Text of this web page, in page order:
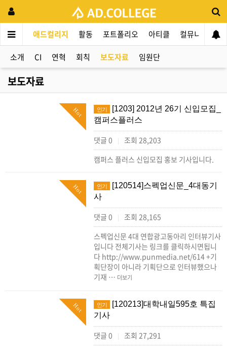
애드컬리지 활동 포트폴리오 아티클 컬뮤니티
소개 CI 연혁 회칙 보도자료 임원단
보도자료
Hot 인기
[1203] 2012년 26기 신입모집_
캠퍼스플러스
댓글 0 |
조회 28,203
캠퍼스 플러스 신입모집 홍보 기사입니다.
Hot 인기
[120514]스펙업신문_4대동기
사
댓글 0 |
조회 28,165
스펙업신문 4대 연합광고동아리 인터뷰기사
입니다 전체기사는 링크를 클릭하시면됩니
다 http://www.punmedia.net/614 +기
획단장이 아니라 기획단으로 인터뷰했으나
기재 … 더보기
Hot 인기
[120213]대학내일595호 특집
기사
댓글 0 |
조회 27,291